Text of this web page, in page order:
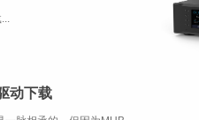
动下载